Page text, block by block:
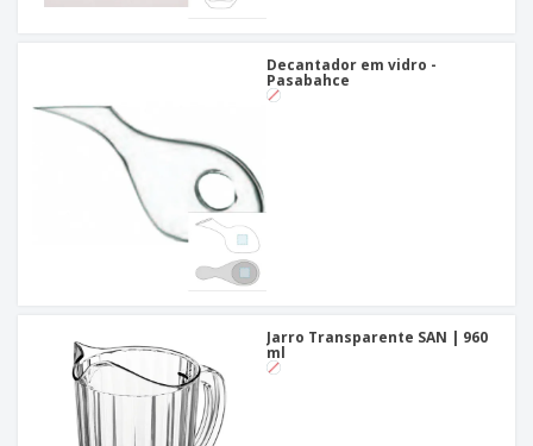
Decantador em vidro -
Pasabahce
Jarro Transparente SAN | 960
ml